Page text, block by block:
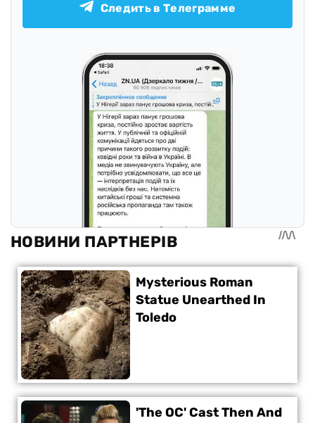
Следить в Телеграмме